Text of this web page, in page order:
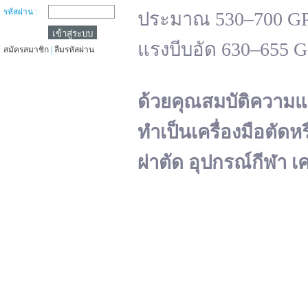
รหัสผ่าน :
สมัครสมาชิก ลืมรหัสผ่าน
ประมาณ 530–700
แรงบีบอัด 630–655
ด้วยคุณสมบัติความแ
ทำเป็นเครื่องมือตัดห
ผ่าตัด อุปกรณ์กีฬา เ